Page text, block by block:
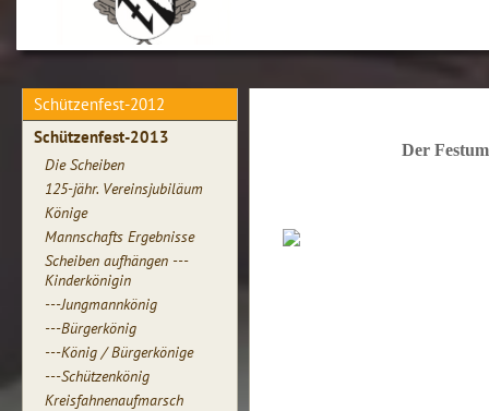
Schützenfest-2012
Schützenfest-2013
Die Scheiben
125-jähr. Vereinsjubiläum
Könige
Mannschafts Ergebnisse
Scheiben aufhängen ---
Kinderkönigin
---Jungmannkönig
---Bürgerkönig
---König / Bürgerkönige
---Schützenkönig
Kreisfahnenaufmarsch
Der